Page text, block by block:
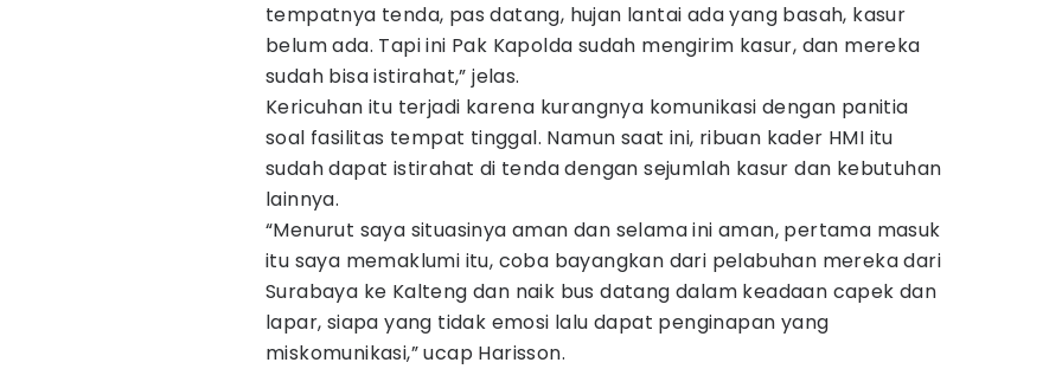
tempatnya tenda, pas datang, hujan lantai ada yang basah, kasur
belum ada. Tapi ini Pak Kapolda sudah mengirim kasur, dan mereka
sudah bisa istirahat,” jelas.
Kericuhan itu terjadi karena kurangnya komunikasi dengan panitia
soal fasilitas tempat tinggal. Namun saat ini, ribuan kader HMI itu
sudah dapat istirahat di tenda dengan sejumlah kasur dan kebutuhan
lainnya.
“Menurut saya situasinya aman dan selama ini aman, pertama masuk
itu saya memaklumi itu, coba bayangkan dari pelabuhan mereka dari
Surabaya ke Kalteng dan naik bus datang dalam keadaan capek dan
lapar, siapa yang tidak emosi lalu dapat penginapan yang
miskomunikasi,” ucap Harisson.